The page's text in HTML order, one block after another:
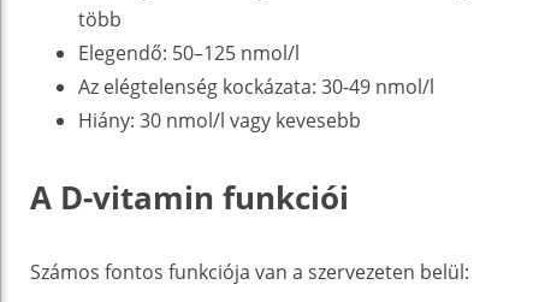
több
Elegendő: 50–125 nmol/l
Az elégtelenség kockázata: 30-49 nmol/l
Hiány: 30 nmol/l vagy kevesebb
A D-vitamin funkciói
Számos fontos funkciója van a szervezeten belül: